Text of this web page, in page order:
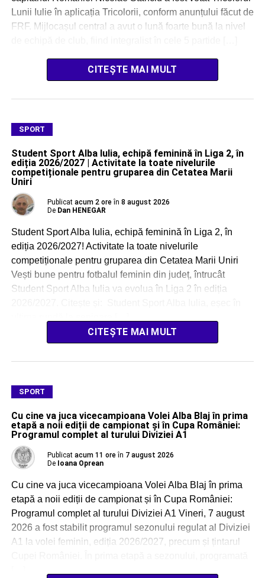
Lunii Iulie în aplicația Tricolorii, conform anunțului făcut de
FRF. Mijlocașul central a avut o lună foarte bună la nivel
CITEȘTE MAI MULT
SPORT
Student Sport Alba Iulia, echipă feminină în Liga 2, în
ediția 2026/2027 | Activitate la toate nivelurile
competiționale pentru gruparea din Cetatea Marii
Uniri
Publicat acum 2 ore în 8 august 2026
De Dan HENEGAR
Student Sport Alba Iulia, echipă feminină în Liga 2, în
ediția 2026/2027! Activitate la toate nivelurile
competiționale pentru gruparea din Cetatea Marii Uniri
Vești bune pentru fotbalul feminin din județ, întrucât
Student Sport Alba Iulia va evolua în Liga 2 în ediția
CITEȘTE MAI MULT
SPORT
Cu cine va juca vicecampioana Volei Alba Blaj în prima
etapă a noii ediții de campionat și în Cupa României:
Programul complet al turului Diviziei A1
Publicat acum 11 ore în 7 august 2026
De Ioana Oprean
Cu cine va juca vicecampioana Volei Alba Blaj în prima
etapă a noii ediții de campionat și în Cupa României:
Programul complet al turului Diviziei A1 Vineri, 7 august
2026 a fost stabilit programul sezonului regulat al Diviziei
A1 la volei feminin, ediția 2026/2027, precum și țintarul